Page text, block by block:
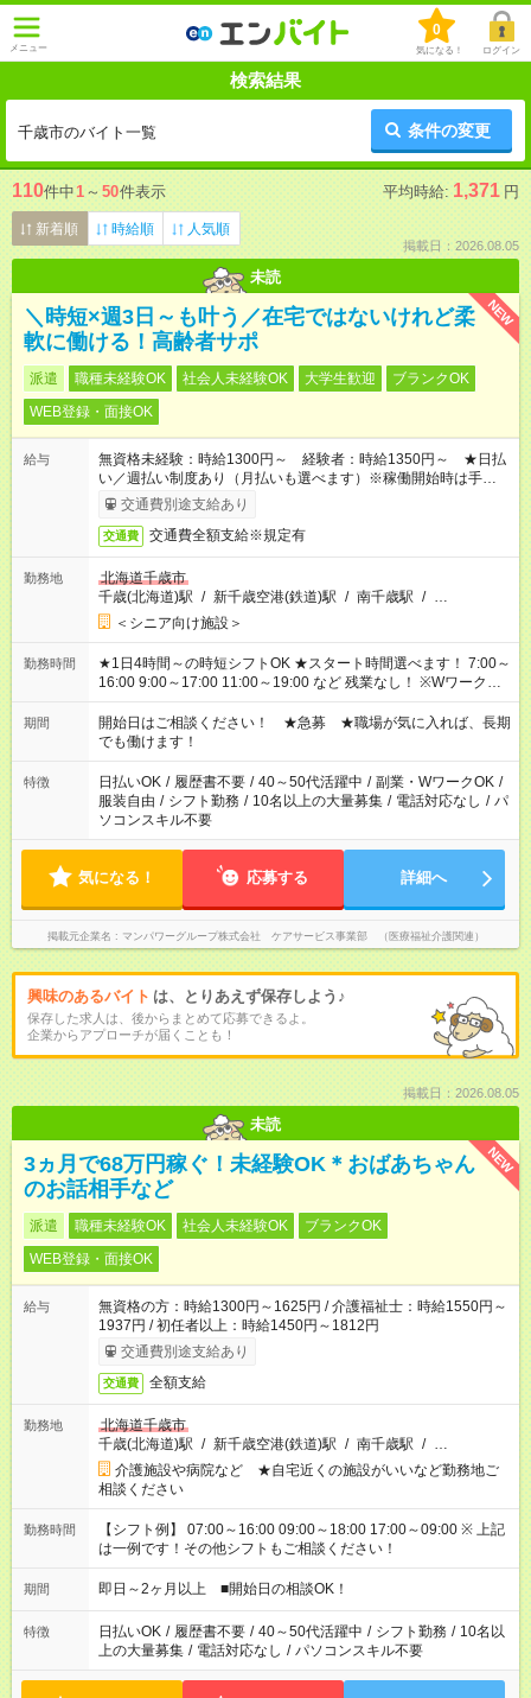
メニュー
0
気になる！ ログイン
検索結果
千歳市のバイト一覧 条件の変更
110件中1 ～ 50件表示 平均時給: 1,371 円
新着順 時給順 人気順
掲載日：2026.08.05
未読
NEW
＼時短×週3日～も叶う／在宅ではないけれど柔
軟に働ける！高齢者サポ
派遣 職種未経験OK 社会人未経験OK 大学生歓迎
ブランクOK
WEB登録・面接OK
給与
無資格未経験：時給1300円～ 経験者：時給1350円～ ★日払
い／週払い制度あり（月払いも選べます）※稼働開始時は手続き
完了次第のお支払いとなります。
交通費別途支給あり
交通費 交通費全額支給※規定有
勤務地
北海道千歳市
千歳(北海道)駅 / 新千歳空港(鉄道)駅 / 南千歳駅 / …
＜シニア向け施設＞
勤務時間
★1日4時間～の時短シフトOK ★スタート時間選べます！ 7:00～
16:00 9:00～17:00 11:00～19:00 など 残業なし！ ※Wワークの
場合、他のお仕事と合わせ週40時間超の就業はご案内できませ
ん ※法令に基づき、週20時間以上勤務は社会保険への加入対象
となります ※労働者派遣法（日雇い派遣の原則禁止）により、
短時間・短期間の就業はご案内が難しい場合があります
期間
開始日はご相談ください！ ★急募 ★職場が気に入れば、長期
でも働けます！
特徴 日払いOK / 履歴書不要 / 40～50代活躍中 / 副業・WワークOK /
服装自由 / シフト勤務 / 10名以上の大量募集 / 電話対応なし / パ
ソコンスキル不要
気になる！ 応募する 詳細へ
掲載元企業名 マンパワーグループ株式会社 ケアサービス事業部 （医療福祉介護関連）
興味のあるバイト は、とりあえず保存しよう♪
保存した求人は、後からまとめて応募できるよ。
企業からアプローチが届くことも！
掲載日：2026.08.05
未読
NEW
3ヵ月で68万円稼ぐ！未経験OK＊おばあちゃん
のお話相手など
派遣 職種未経験OK 社会人未経験OK
ブランクOK
WEB登録・面接OK
給与
無資格の方：時給1300円～1625円 / 介護福祉士：時給1550円～
1937円 / 初任者以上：時給1450円～1812円
交通費別途支給あり
交通費 全額支給
勤務地
北海道千歳市
千歳(北海道)駅 / 新千歳空港(鉄道)駅 / 南千歳駅 / …
介護施設や病院など ★自宅近くの施設がいいなど勤務地ご
相談ください
勤務時間
【シフト例】 07:00～16:00 09:00～18:00 17:00～09:00 ※ 上記
は一例です！その他シフトもご相談ください！
期間 即日～2ヶ月以上 ■開始日の相談OK！
特徴 日払いOK / 履歴書不要 / 40～50代活躍中 / シフト勤務 / 10名以
上の大量募集 / 電話対応なし / パソコンスキル不要